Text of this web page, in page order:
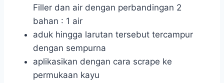
Filler dan air dengan perbandingan 2
bahan : 1 air
aduk hingga larutan tersebut tercampur
dengan sempurna
aplikasikan dengan cara scrape ke
permukaan kayu